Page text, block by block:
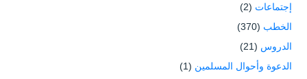
إجتماعات (2)
الخطب (370)
الدروس (21)
الدعوة وأحوال المسلمين (1)